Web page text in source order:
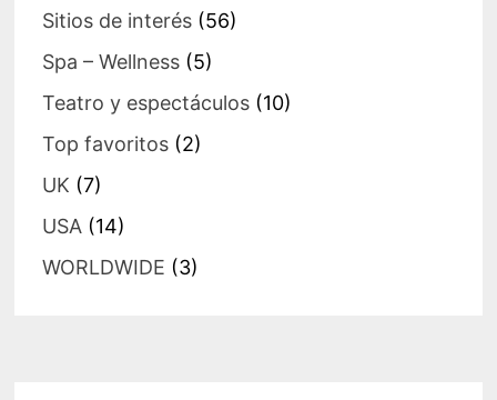
Sitios de interés(56)
Spa – Wellness(5)
Teatro y espectáculos(10)
Top favoritos(2)
UK (7)
USA(14)
WORLDWIDE (3)